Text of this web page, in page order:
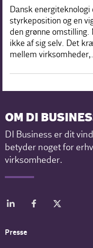
Dansk
styrkeposition og en
den grønne
ikke af sig selv. Det
mellem
OM DI
DI Business er dit
betyder noget for
virksomheder.
Presse